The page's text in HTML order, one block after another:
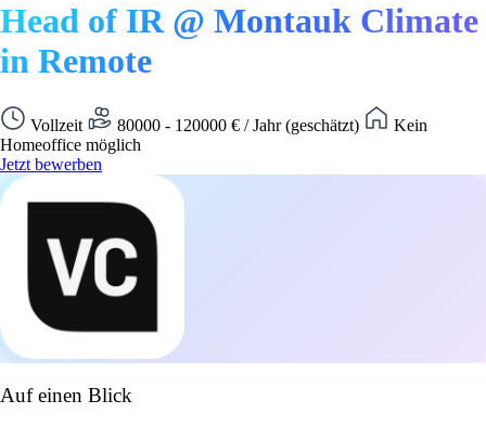
Head of IR @ Montauk Climate
in Remote
Vollzeit 80000 - 120000 € / Jahr (geschätzt)
Kein
Homeoffice möglich
Jetzt bewerben
Auf einen Blick